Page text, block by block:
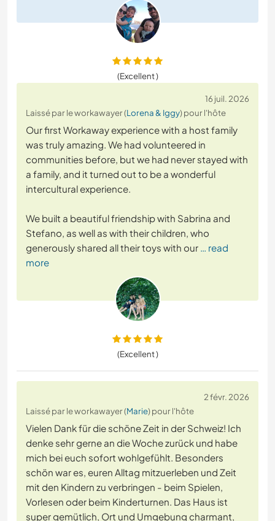
(Excellent )
16 juil. 2026
Laissé par le workawayer (Lorena & Iggy) pour l'hôte
Our first Workaway experience with a host family
was truly amazing. We had volunteered in
communities before, but we had never stayed with
a family, and it turned out to be a wonderful
intercultural experience.
We built a beautiful friendship with Sabrina and
Stefano, as well as with their children, who
generously shared all their toys with our … read
more
(Excellent )
2 févr. 2026
Laissé par le workawayer (Marie) pour l'hôte
Vielen Dank für die schöne Zeit in der Schweiz! Ich
denke sehr gerne an die Woche zurück und habe
mich bei euch sofort wohlgefühlt. Besonders
schön war es, euren Alltag mitzuerleben und Zeit
mit den Kindern zu verbringen - beim Spielen,
Vorlesen oder beim Kinderturnen. Das Haus ist
super gemütlich, Ort und Umgebung charmant,